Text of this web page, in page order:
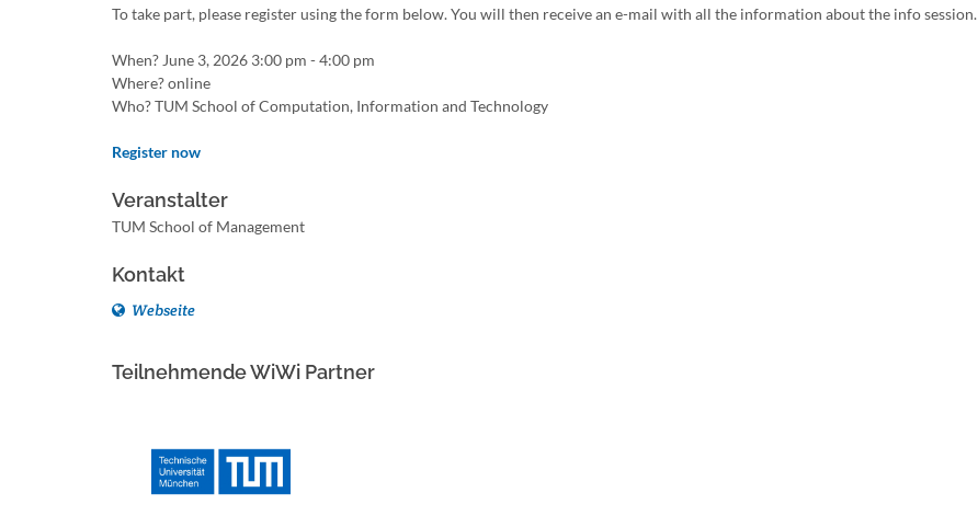
To take part, please register using the form below. You will then receive an e-mail with all the information about the info session.
When? June 3, 2026 3:00 pm - 4:00 pm
Where? online
Who? TUM School of Computation, Information and Technology
Register now
Veranstalter
TUM School of Management
Kontakt
Webseite
Teilnehmende WiWi Partner